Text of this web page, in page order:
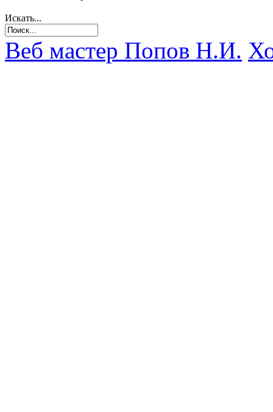
Искать...
Веб мастер Попов Н.И.